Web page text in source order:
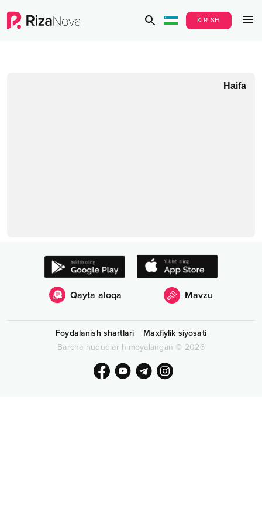
KIRISH
Haifa
Qayta aloqa Mavzu
Foydalanish shartlari
Maxfiylik siyosati
Barcha huquqlar himoyalangan © 2026